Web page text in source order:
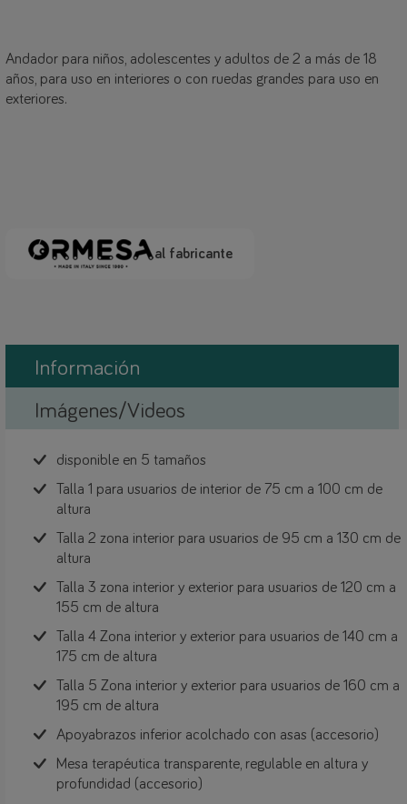
Andador para niños, adolescentes y adultos de 2 a más de 18
años, para uso en interiores o con ruedas grandes para uso en
exteriores.
al fabricante
Información
Imágenes/Videos
disponible en 5 tamaños
Talla 1 para usuarios de interior de 75 cm a 100 cm de
altura
Talla 2 zona interior para usuarios de 95 cm a 130 cm de
altura
Talla 3 zona interior y exterior para usuarios de 120 cm a
155 cm de altura
Talla 4 Zona interior y exterior para usuarios de 140 cm a
175 cm de altura
Talla 5 Zona interior y exterior para usuarios de 160 cm a
195 cm de altura
Apoyabrazos inferior acolchado con asas (accesorio)
Mesa terapéutica transparente, regulable en altura y
profundidad (accesorio)